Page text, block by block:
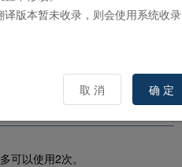
。给予对手LP1500点伤害。
可以使用2次。
版本暂未收录，则会使用系统收录
取 消 确 定